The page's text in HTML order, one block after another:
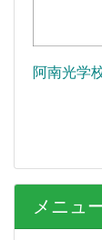
メニュ
阿南光学